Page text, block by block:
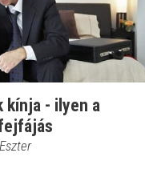
kínja - ilyen a